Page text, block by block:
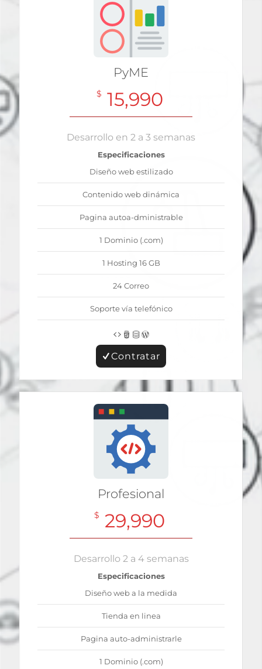
PyME
$ 15,990
Desarrollo en 2 a 3 semanas
Especificaciones
Diseño web estilizado
Contenido web dinámica
Pagina autoa-dministrable
1 Dominio (.com)
1 Hosting 16 GB
24 Correo
Soporte vía telefónico
Contratar
Profesional
$ 29,990
Desarrollo 2 a 4 semanas
Especificaciones
Diseño web a la medida
Tienda en linea
Pagina auto-administrarle
1 Dominio (.com)